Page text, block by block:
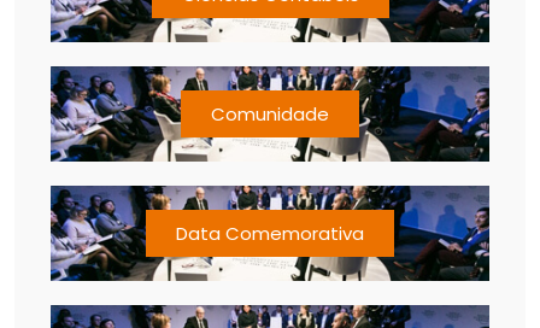
Comunidade
Data Comemorativa